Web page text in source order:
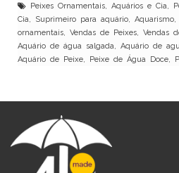
Peixes Ornamentais, Aquários e Cia,
Cia, Suprimeiro para aquário,
ornamentais, Vendas de Peixes, Vendas
Aquário de água salgada, Aquário de
Aquário de Peixe, Peixe de Água Doce,